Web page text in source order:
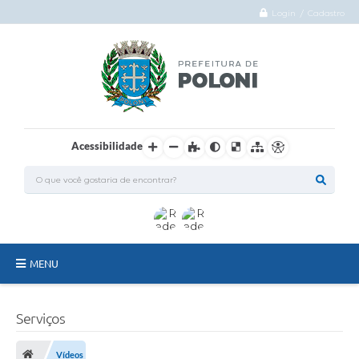
Login / Cadastro
Acessibilidade
MENU
Serviços
Vídeos